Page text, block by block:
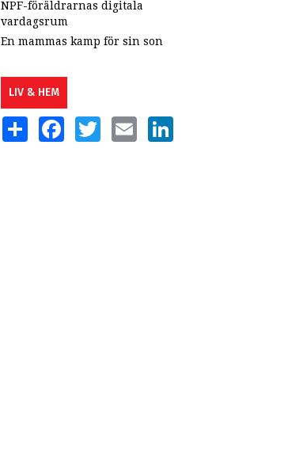
NPF-föräldrarnas digitala
vardagsrum
En mammas kamp för sin son
LIV & HEM
SHARE FACEBOOKTWITTEREMAIL LINKEDIN